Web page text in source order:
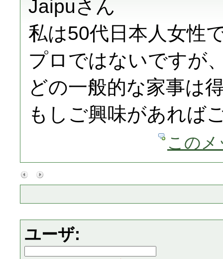
Jaipuさん
私は50代日本人女性
プロではないですが
どの一般的な家事は
もしご興味があれば
この
ユーザ: